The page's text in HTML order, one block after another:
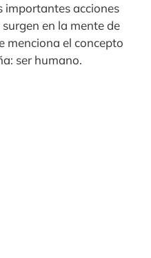
importantes acciones
surgen en la mente de
menciona el concepto
ser humano.